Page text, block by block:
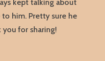
kept talking about
him. Pretty sure he
for sharing!